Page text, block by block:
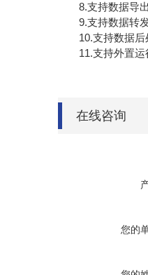
8.支持数据导出
9.支持数据转发
10.支持数据后
11.支持外置运
在线咨询
您的